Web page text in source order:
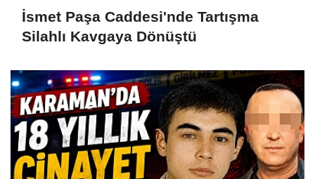
İsmet Paşa Caddesi'nde Tartışma
Silahlı Kavgaya Dönüştü